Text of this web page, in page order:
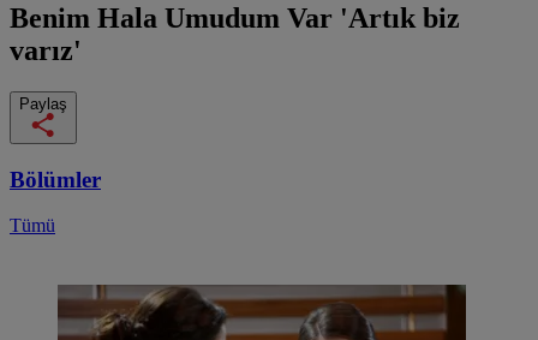
Benim Hala Umudum Var 'Artık biz
varız'
Paylaş
Bölümler
Tümü